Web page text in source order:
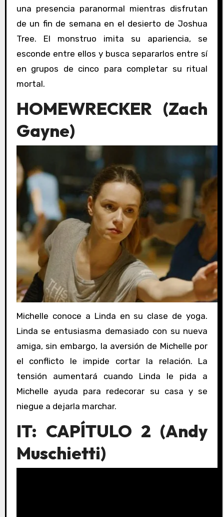
una presencia paranormal mientras disfrutan
de un fin de semana en el desierto de Joshua
Tree. El monstruo imita su apariencia, se
esconde entre ellos y busca separarlos entre sí
en grupos de cinco para completar su ritual
mortal.
HOMEWRECKER (Zach
Gayne)
Michelle conoce a Linda en su clase de yoga.
Linda se entusiasma demasiado con su nueva
amiga, sin embargo, la aversión de Michelle por
el conflicto le impide cortar la relación. La
tensión aumentará cuando Linda le pida a
Michelle ayuda para redecorar su casa y se
niegue a dejarla marchar.
IT: CAPÍTULO 2 (Andy
Muschietti)